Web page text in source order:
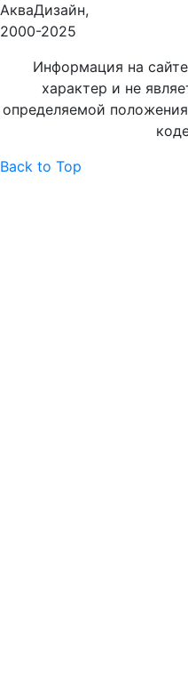
АкваДизайн,
2000-2025
Информация на
характер и не
определяемой
Back to Top